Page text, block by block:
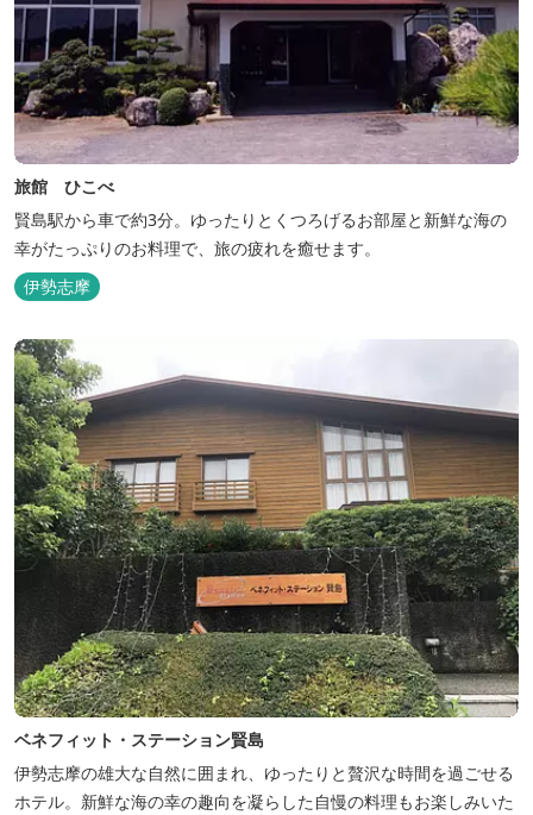
旅館 ひこべ
賢島駅から車で約3分。ゆったりとくつろげるお部屋と新鮮な海の
幸がたっぷりのお料理で、旅の疲れを癒せます。
伊勢志摩
ベネフィット・ステーション賢島
伊勢志摩の雄大な自然に囲まれ、ゆったりと贅沢な時間を過ごせる
ホテル。新鮮な海の幸の趣向を凝らした自慢の料理もお楽しみいた